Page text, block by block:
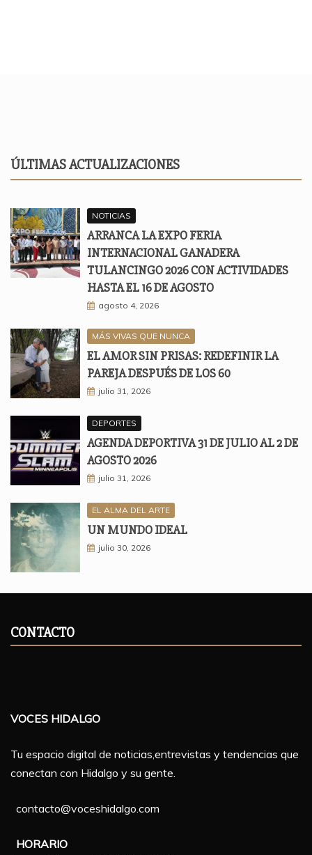
ÚLTIMAS ACTUALIZACIONES
NOTICIAS
ARRANCA LA EXPO FERIA
INTERNACIONAL GANADERA
TULANCINGO 2026 CON ACTIVIDADES
HASTA EL 16 DE AGOSTO
agosto 4, 2026
MÁS VIVAS QUE NUNCA
EL AMOR SIN PRISAS: REDEFINIR LA
PAREJA DESPUÉS DE LOS 60
julio 31, 2026
DEPORTES
AGENDA DEPORTIVA 31 DE JULIO AL 2 DE
AGOSTO 2026
julio 31, 2026
EL ALMA DEL ARTE
UN MUNDO IDEAL
julio 30, 2026
CONTACTO
VOCES HIDALGO
Tu espacio digital de noticias,entrevistas y tendencias que
conectan con Hidalgo y su gente.
contacto@voceshidalgo.com
HORARIO